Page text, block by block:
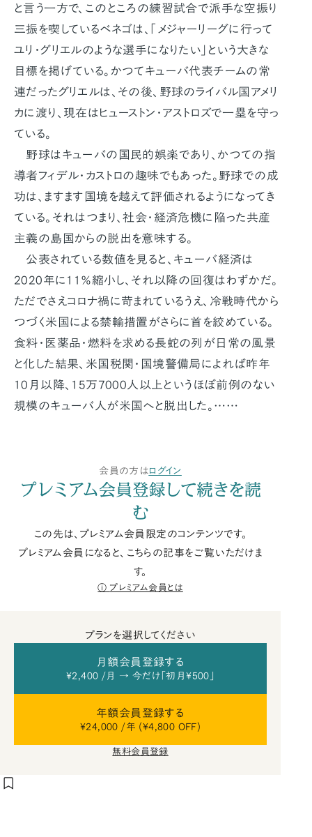
と言う一方で、このところの練習試合で派手な空振り
三振を喫しているベネゴは、「メジャーリーグに行って
ユリ・グリエルのような選手になりたい」という大きな
目標を掲げている。かつてキューバ代表チームの常
連だったグリエルは、その後、野球のライバル国アメリ
カに渡り、現在はヒューストン・アストロズで一塁を守っ
ている。
野球はキューバの国民的娯楽であり、かつての指
導者フィデル・カストロの趣味でもあった。野球での成
功は、ますます国境を越えて評価されるようになってき
ている。それはつまり、社会・経済危機に陥った共産
主義の島国からの脱出を意味する。
公表されている数値を見ると、キューバ経済は
2020年に11％縮小し、それ以降の回復はわずかだ。
ただでさえコロナ禍に苛まれているうえ、冷戦時代から
つづく米国による禁輸措置がさらに首を絞めている。
食料・医薬品・燃料を求める長蛇の列が日常の風景
と化した結果、米国税関・国境警備局によれば昨年
10月以降、15万7000人以上というほぼ前例のない
規模のキューバ人が米国へと脱出した。……
会員の方はログイン
プレミアム会員登録して続きを読
む
この先は、プレミアム会員限定のコンテンツです。
プレミアム会員になると、こちらの記事をご覧いただけま
す。
プレミアム会員とは
プランを選択してください
月額会員登録する
¥2,400 /月 → 今だけ「初月¥500」
年額会員登録する
¥24,000 /年 (¥4,800 OFF)
無料会員登録